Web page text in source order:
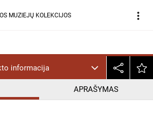
MUZIEJŲ KOLEKCIJOS more_vert
informacija
APRAŠYMAS
ND